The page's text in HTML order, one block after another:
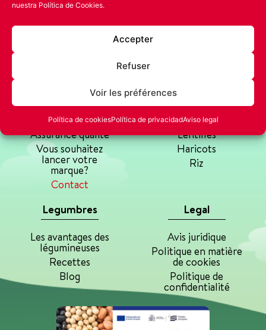
nuestra Política de Cookies.
Accepter
Refuser
Voir les préférences
Política de cookiesPolítica de privacidadAviso legal
La Pedriza
Notre histoire
Assurance qualité
Vous souhaitez
lancer votre
marque?
Contact
Productos
Pois chiches
Lentilles
Haricots
Riz
Legumbres
Les avantages des
légumineuses
Recettes
Blog
Legal
Avis juridique
Politique en matière
de cookies
Politique de
confidentialité